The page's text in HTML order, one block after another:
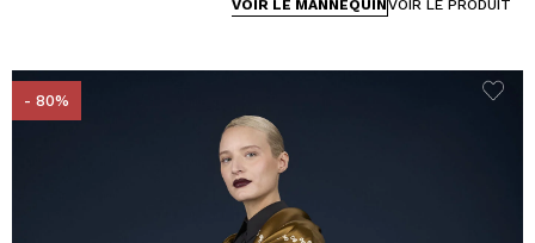
VOIR LE MANNEQUINVOIR LE PRODUIT
- 80%